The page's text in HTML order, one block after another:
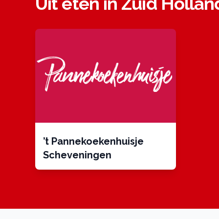
’t Pannekoekenhuisje
Scheveningen